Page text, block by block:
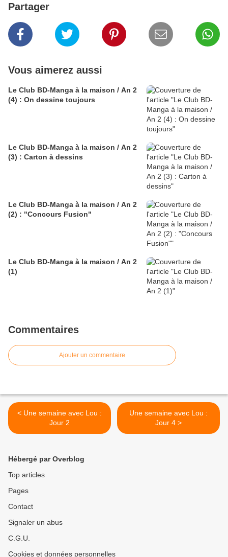
Partager
Vous aimerez aussi
Le Club BD-Manga à la maison / An 2
(4) : On dessine toujours
Le Club BD-Manga à la maison / An 2
(3) : Carton à dessins
Le Club BD-Manga à la maison / An 2
(2) : "Concours Fusion"
Le Club BD-Manga à la maison / An 2
(1)
Commentaires
Ajouter un commentaire
< Une semaine avec Lou :
Jour 2
Une semaine avec Lou :
Jour 4 >
Hébergé par Overblog
Top articles
Pages
Contact
Signaler un abus
C.G.U.
Cookies et données personnelles